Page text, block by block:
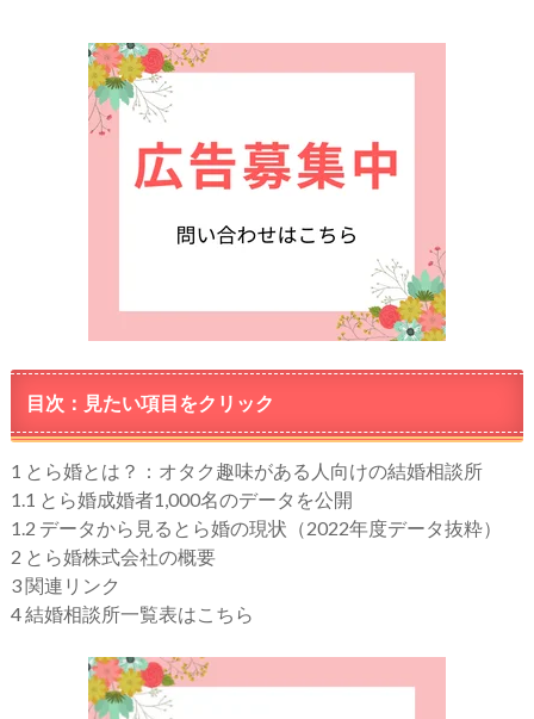
目次：見たい項目をクリック
1 とら婚とは？：オタク趣味がある人向けの結婚相談所
1.1 とら婚成婚者1,000名のデータを公開
1.2 データから見るとら婚の現状（2022年度データ抜粋）
2 とら婚株式会社の概要
3関連リンク
4結婚相談所一覧表はこちら